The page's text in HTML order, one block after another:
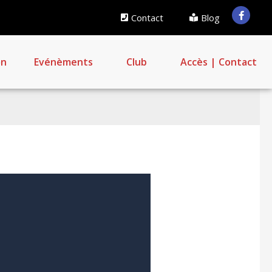
Contact Blog
Evénèments Club Accès | Contact